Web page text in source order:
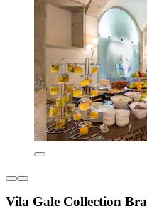
Vila Gale Collection